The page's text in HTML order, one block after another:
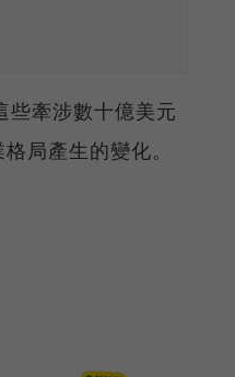
牽涉數十億美元
局產生的變化。